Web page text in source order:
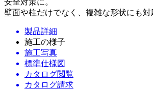
安全対策に。
壁面や柱だけでなく、複雑な形状にも対
製品詳細
施工の様子
施工写真
標準仕様図
カタログ閲覧
カタログ請求